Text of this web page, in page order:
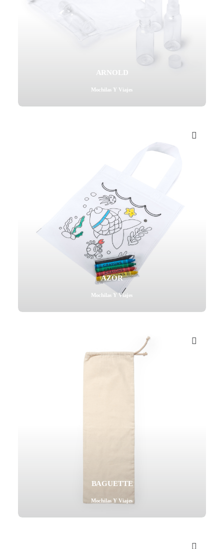
ARNOLD
Mochilas Y Viajes
AZOR
Mochilas Y Viajes
BAGUETTE
Mochilas Y Viajes